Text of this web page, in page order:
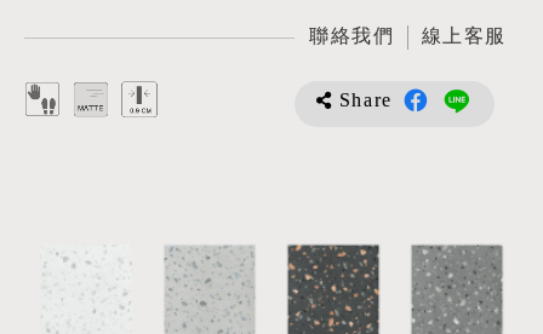
聯絡我們 線上客服
Share